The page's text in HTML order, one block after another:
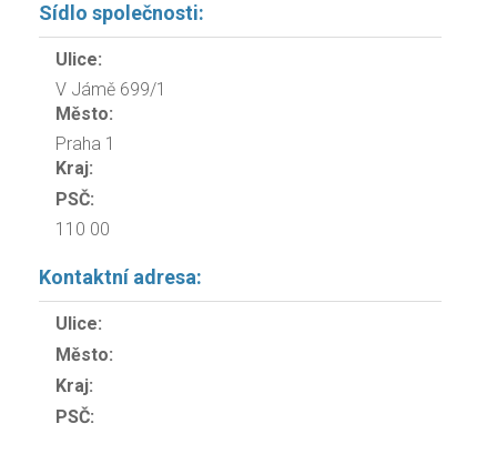
Sídlo společnosti:
Ulice:
V Jámě 699/1
Město:
Praha 1
Kraj:
PSČ:
110 00
Kontaktní adresa:
Ulice:
Město:
Kraj:
PSČ: